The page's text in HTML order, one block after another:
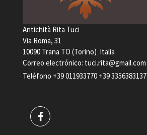
Antichità Rita Tuci
Via Roma, 31
10090 Trana TO (Torino) Italia
Correo electrónico: tuci.rita@gmail.com
Teléfono +39 011933770 +39 3356383137